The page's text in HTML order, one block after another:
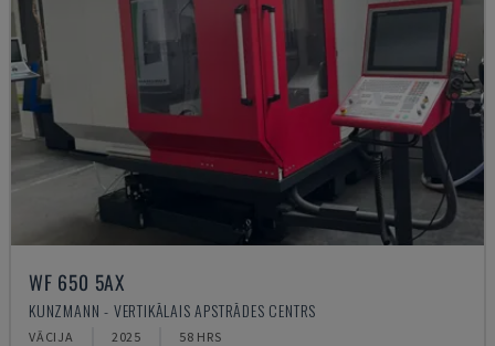
WF 650 5AX
KUNZMANN - VERTIKĀLAIS APSTRĀDES CENTRS
VĀCIJA 2025 58 HRS